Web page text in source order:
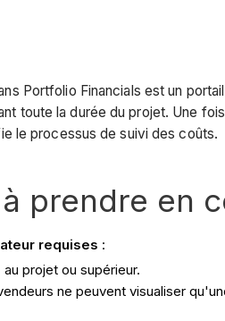
Portfolio Financials est un
toute la durée du projet. Une
le processus de suivi des coûts.
prendre en
requises :
projet ou supérieur.
ne peuvent visualiser